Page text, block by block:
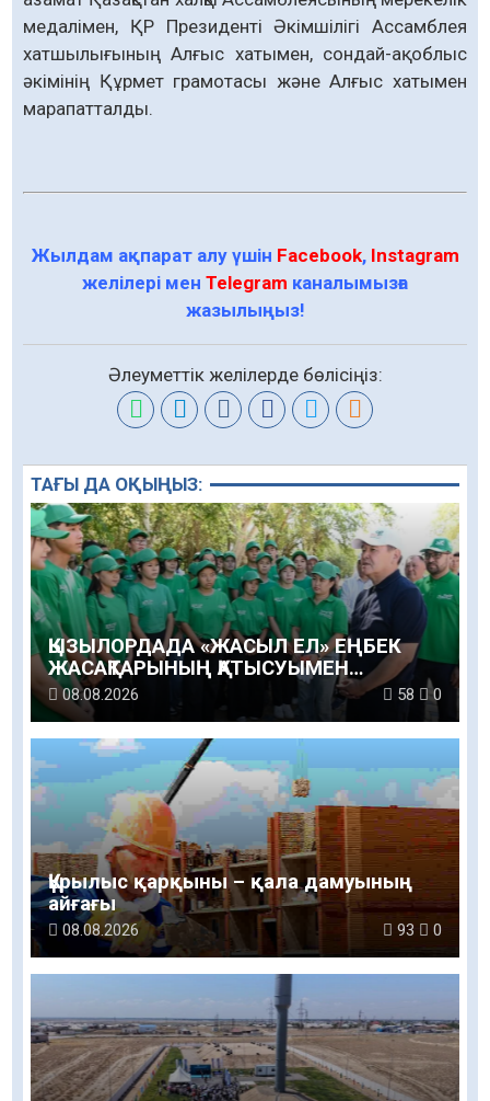
медалімен, ҚР Президенті Әкімшілігі Ассамблея
хатшылығының Алғыс хатымен, сондай-ақ облыс
әкімінің Құрмет грамотасы және Алғыс хатымен
марапатталды.
Жылдам ақпарат алу үшін Facebook, Instagram
желілері мен Telegram каналымызға
жазылыңыз!
Әлеуметтік желілерде бөлісіңіз:
ТАҒЫ ДА ОҚЫҢЫЗ:
ҚЫЗЫЛОРДАДА «ЖАСЫЛ ЕЛ» ЕҢБЕК
ЖАСАҚТАРЫНЫҢ ҚАТЫСУЫМЕН
ЭКОЛОГИЯЛЫҚ СЕНБІЛІК ӨТТІ
08.08.2026 58 0
Құрылыс қарқыны – қала дамуының
айғағы
08.08.2026 93 0